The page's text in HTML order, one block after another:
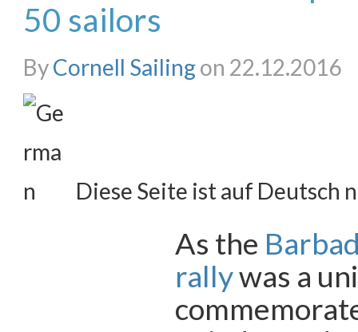
50 sailors
ByCornell Sailingon 22.12.2016
Diese Seite ist auf Deutsch
As the
rallywas a